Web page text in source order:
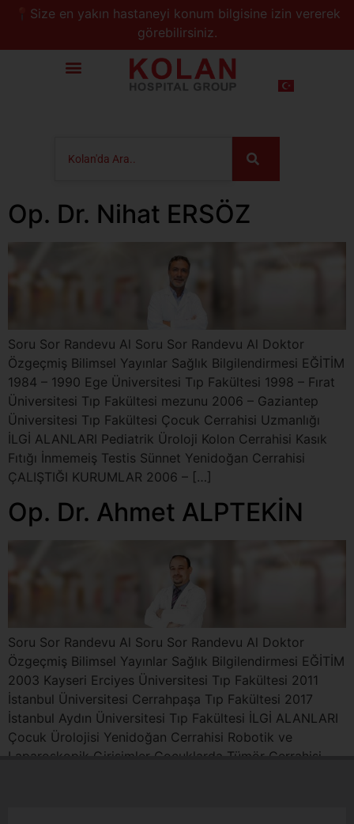
📍Size en yakın hastaneyi konum bilgisine izin vererek
görebilirsiniz.
Op. Dr. Nihat ERSÖZ
Soru Sor Randevu Al Soru Sor Randevu Al Doktor
Özgeçmiş Bilimsel Yayınlar Sağlık Bilgilendirmesi EĞİTİM
1984 – 1990 Ege Üniversitesi Tıp Fakültesi 1998 – Fırat
Üniversitesi Tıp Fakültesi mezunu 2006 – Gaziantep
Üniversitesi Tıp Fakültesi Çocuk Cerrahisi Uzmanlığı
İLGİ ALANLARI Pediatrik Üroloji Kolon Cerrahisi Kasık
Fıtığı İnmemeiş Testis Sünnet Yenidoğan Cerrahisi
ÇALIŞTIĞI KURUMLAR 2006 – […]
Op. Dr. Ahmet ALPTEKİN
Soru Sor Randevu Al Soru Sor Randevu Al Doktor
Özgeçmiş Bilimsel Yayınlar Sağlık Bilgilendirmesi EĞİTİM
2003 Kayseri Erciyes Üniversitesi Tıp Fakültesi 2011
İstanbul Üniversitesi Cerrahpaşa Tıp Fakültesi 2017
İstanbul Aydın Üniversitesi Tıp Fakültesi İLGİ ALANLARI
Çocuk Ürolojisi Yenidoğan Cerrahisi Robotik ve
Laparoskopik Girişimler Çocuklarda Tümör Cerrahisi